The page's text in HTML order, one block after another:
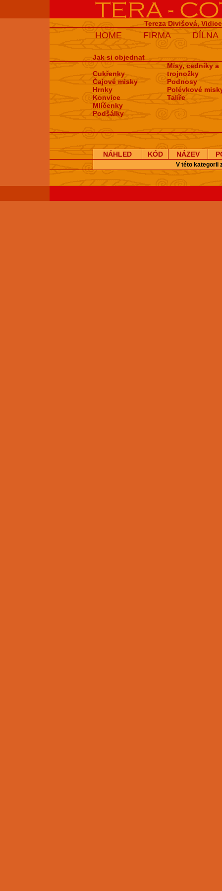
Tereza Divišová,
HOME FIRMA DÍLNA
Jak si objednat
Cukřenky
Čajové misky
Hrnky
Konvice
Mlíčenky
Podšálky
Mísy, cedníky a
trojnožky
Podnosy
Polévkové
Talíře
NÁHLED KÓD NÁZEV
V této kategorii